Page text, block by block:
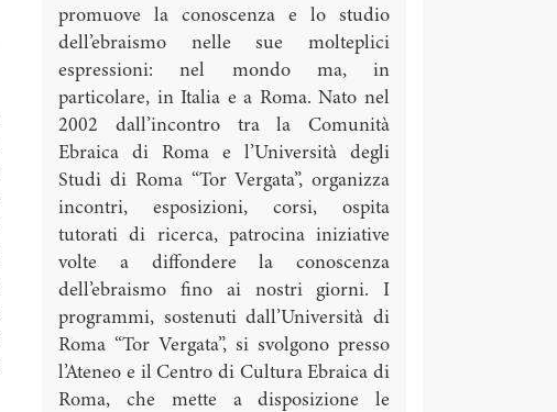
promuove la conoscenza e lo studio
dell’ebraismo nelle sue molteplici
espressioni: nel mondo ma, in
particolare, in Italia e a Roma. Nato nel
2002 dall’incontro tra la Comunità
Ebraica di Roma e l’Università degli
Studi di Roma “Tor Vergata”, organizza
incontri, esposizioni, corsi, ospita
tutorati di ricerca, patrocina iniziative
volte a diffondere la conoscenza
dell’ebraismo fino ai nostri giorni. I
programmi, sostenuti dall’Università di
Roma “Tor Vergata”, si svolgono presso
l’Ateneo e il Centro di Cultura Ebraica di
Roma, che mette a disposizione le